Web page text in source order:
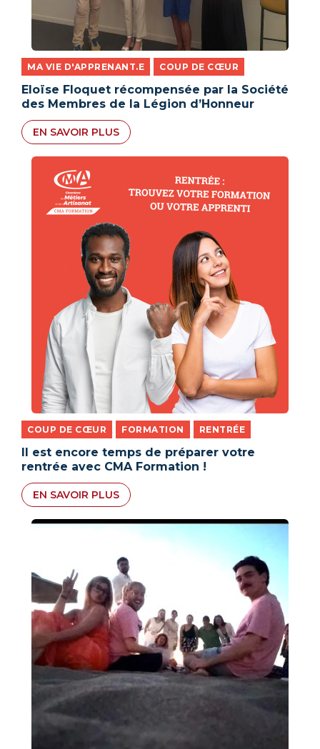
MA VIE D'APPRENANT.E , COUP DE CŒUR
Eloïse Floquet récompensée par la Société
des Membres de la Légion d’Honneur
EN SAVOIR PLUS
COUP DE CŒUR , FORMATION , RENTRÉE
Il est encore temps de préparer votre
rentrée avec CMA Formation !
EN SAVOIR PLUS